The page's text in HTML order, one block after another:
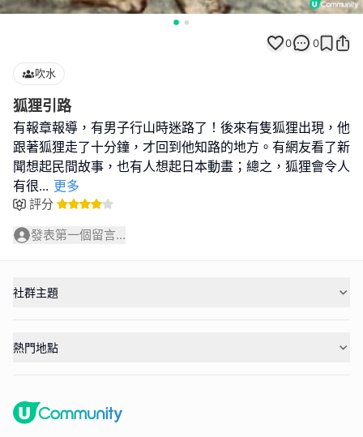
0 0
吹水
狐狸引路
有報章報導，有男子行山時迷路了！後來有隻狐狸出現，他
跟著狐狸走了十分鐘，才回到他知路的地方。有網友看了新
聞想起民間故事，也有人想起日本動畫；總之，狐狸會令人
有很... 更多
評分
發表第一個留言...
社群主題
熱門地點